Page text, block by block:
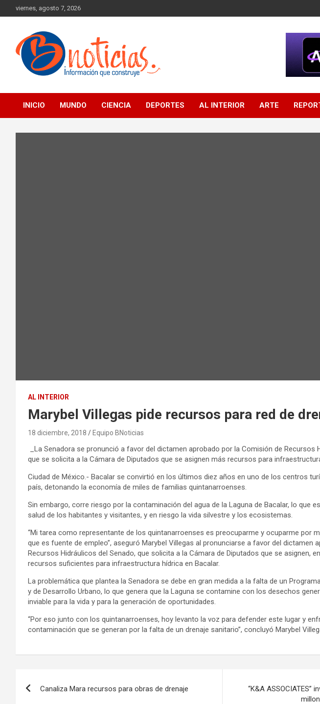
to
viernes, agosto 7, 2026
BNoticias
INICIO MUNDO CIENCIA DEPORTES AL INTERIOR ARTE
AL INTERIOR
Marybel Villegas pide recursos para red de
18 diciembre, 2018 Equipo BNoticias
_La Senadora se pronunció a favor del dictamen aprobado por la Comisión de Recursos
que se solicita a la Cámara de Diputados que se asignen más recursos para
Ciudad de México.- Bacalar se convirtió en los últimos diez años en uno de los centros
país, detonando la economía de miles de familias quintanarroenses.
Sin embargo, corre riesgo por la contaminación del agua de la Laguna de Bacalar, lo que
salud de los habitantes y visitantes, y en riesgo la vida silvestre y los ecosistemas.
“Mi tarea como representante de los quintanarroenses es preocuparme y ocuparme por
que es fuente de empleo”, aseguró Marybel Villegas al pronunciarse a favor del dictamen
Recursos Hidráulicos del Senado, que solicita a la Cámara de Diputados que se asignen,
recursos suficientes para infraestructura hídrica en Bacalar.
La problemática que plantea la Senadora se debe en gran medida a la falta de un
y de Desarrollo Urbano, lo que genera que la Laguna se contamine con los desechos
inviable para la vida y para la generación de oportunidades.
“Por eso junto con los quintanarroenses, hoy levanto la voz para defender este lugar y
contaminación que se generan por la falta de un drenaje sanitario”, concluyó Marybel
Canaliza Mara recursos para obras de drenaje
“K&A ASSOCIATES”